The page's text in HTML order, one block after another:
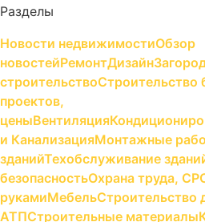
Разделы
Новости недвижимостиОбзор
новостейРемонтДизайн
строительствоСтроительство
проектов,
ценыВентиляция
и КанализацияМонтажные
зданийТехобслуживание
безопасностьОхрана труда,
рукамиМебельСтроительство
АТПСтроительные материалы